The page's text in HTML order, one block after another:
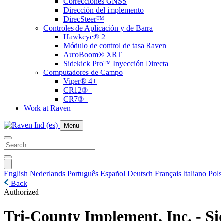
Dirección del implemento
DirecSteer™
Controles de Aplicación y de Barra
Hawkeye® 2
Módulo de control de tasa Raven
AutoBoom® XRT
Sidekick Pro™ Inyección Directa
Computadores de Campo
Viper® 4+
CR12®+
CR7®+
Work at Raven
Menu
English Nederlands Português Español Deutsch Français Italiano
Back
Authorized
Tri-County Implement, Inc. -